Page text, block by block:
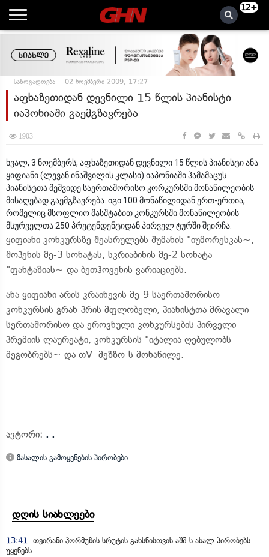
12+
საზოგადოება 02 ნოემბერი 2009, 17:27
აფხაზეთიდან დევნილი 15 წლის პიანისტი
იაპონიაში გაემგზავრება
1903
ხვალ, 3 ნოემბერს, აფხაზეთიდან დევნილი 15 წლის პიანისტი ანა
ყიფიანი (ლევან ინაშვილის კლასი) იაპონიაში ჰამამაცუს
პიანისტთა მეშვიდე საერთაშორისო კორკურსში მონაწილეობის
მისაღებად გაემგზავრება. იგი 100 მონაწილიდან ერთ-ერთია,
რომელიც მსოფლიო მასშტაბით კონკურსში მონაწილეობის
მსურველთა 250 პრეტენდენტიდან პირველ ტურში შეირჩა.
ყიფიანი კონკურსზე შეასრულებს შუმანის "იუმორესკას~,
შოპენის მე-3 სონატას, სკრიაბინის მე-2 სონატა
"ფანტაზიას~ და ბეთჰოვენის ვარიაციებს.
ანა ყიფიანი არის კრაინევის მე-9 საერთაშორისო
კონკურსის გრან-პრის მფლობელი, პიანისტთა მრავალი
სერთაშორისო და ეროვნული კონკურსების პირველი
პრემიის ლაურეატი, კონკურსის "იტალია ღებულობს
მეგობრებს~ და თV- მეზზო-ს მონაწილე.
ავტორი: . .
მასალის გამოყენების პირობები
დღის სიახლეები
13:41 თეირანი ჰორმუზის სრუტის გახსნისთვის აშშ-ს ახალ პირობებს
უყენებს